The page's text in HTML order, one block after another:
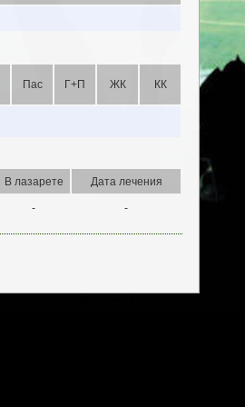
Пас Г+П ЖК КК
В лазарете Дата лечения
- -